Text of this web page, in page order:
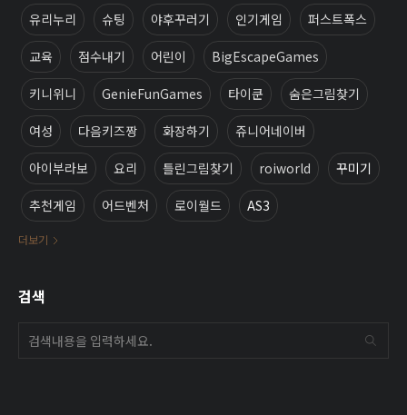
유리누리 슈팅 야후꾸러기 인기게임 퍼스트폭스
교육 점수내기 어린이 BigEscapeGames
키니위니 GenieFunGames 타이쿤 숨은그림찾기
여성 다음키즈짱 화장하기 쥬니어네이버
아이부라보 요리 틀린그림찾기 roiworld 꾸미기
추천게임 어드벤처 로이월드 AS3
더보기
검색